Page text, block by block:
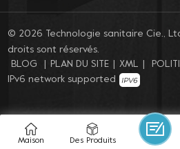
© 2026 Technologie sanitaire Cie.,
droits sont réservés.
BLOG
PLAN DU SITE XML
IPv6 network supported
Maison Des Produits